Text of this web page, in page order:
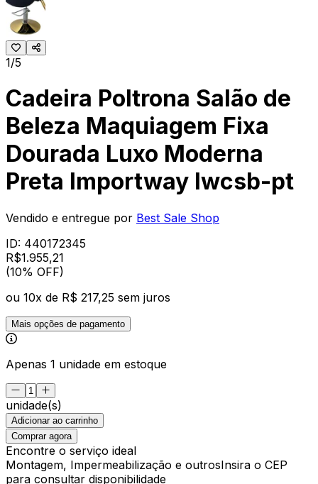
1/5
Cadeira Poltrona Salão de
Beleza Maquiagem Fixa
Dourada Luxo Moderna
Preta Importway Iwcsb-pt
Vendido e entregue por Best Sale Shop
ID: 440172345
R$1.955,21
(10% OFF)
ou 10x de R$ 217,25 sem juros
Mais opções de pagamento
Apenas 1 unidade em estoque
unidade(s)
Adicionar ao carrinho
Comprar agora
Encontre o serviço ideal
Montagem, Impermeabilização e outrosInsira o CEP
para consultar disponibilidade